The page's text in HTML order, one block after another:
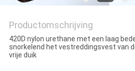
Productomschrijving
420D nylon urethane met een laag
snorkelend het vestreddingsvest van
vrije duik